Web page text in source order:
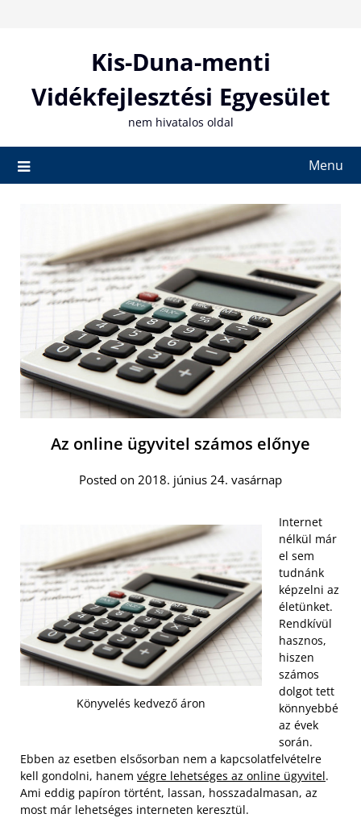
Kis-Duna-menti
Vidékfejlesztési Egyesület
nem hivatalos oldal
Menu
Az online ügyvitel számos előnye
Posted on 2018. június 24. vasárnap
Könyvelés kedvező áron
Internet
nélkül már
el sem
tudnánk
képzelni az
életünket.
Rendkívül
hasznos,
hiszen
számos
dolgot tett
könnyebbé
az évek
során.
Ebben az esetben elsősorban nem a kapcsolatfelvételre
kell gondolni, hanem végre lehetséges az online ügyvitel.
Ami eddig papíron történt, lassan, hosszadalmasan, az
most már lehetséges interneten keresztül.